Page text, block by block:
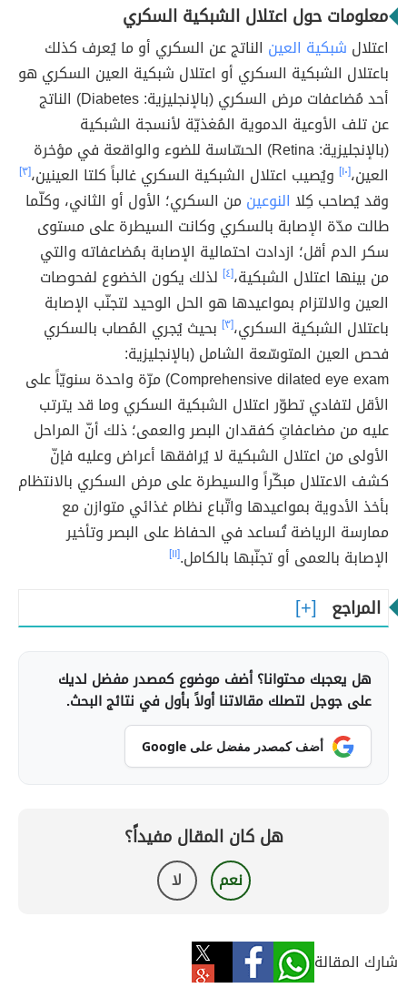
معلومات حول اعتلال الشبكية السكري
اعتلال شبكية العين الناتج عن السكري أو ما يُعرف كذلك
باعتلال الشبكية السكري أو اعتلال شبكية العين السكري هو
أحد مُضاعفات مرض السكري (بالإنجليزية: Diabetes) الناتج
عن تلف الأوعية الدموية المُغذيّة لأنسجة الشبكية
(بالإنجليزية: Retina) الحسّاسة للضوء والواقعة في مؤخرة
العين،[١٠] ويُصيب اعتلال الشبكية السكري غالباً كلتا العينين،[٣]
وقد يُصاحب كِلا النوعين من السكري؛ الأول أو الثاني، وكلّما
طالت مدّة الإصابة بالسكري وكانت السيطرة على مستوى
سكر الدم أقل؛ ازدادت احتمالية الإصابة بمُضاعفاته والتي
من بينها اعتلال الشبكية،[٤]
لذلك يكون الخضوع لفحوصات
العين والالتزام بمواعيدها هو الحل الوحيد لتجنّب الإصابة
باعتلال الشبكية السكري،[٣]
بحيث يُجري المُصاب بالسكري
فحص العين المتوسّعة الشامل (بالإنجليزية:
Comprehensive dilated eye exam) مرّة واحدة سنويّاً على
الأقل لتفادي تطوّر اعتلال الشبكية السكري وما قد يترتب
عليه من مضاعفاتٍ كفقدان البصر والعمى؛ ذلك أنّ المراحل
الأولى من اعتلال الشبكية لا يُرافقها أعراض وعليه فإنّ
كشف الاعتلال مبكّراً والسيطرة على مرض السكري بالانتظام
بأخذ الأدوية بمواعيدها واتّباع نظام غذائي متوازن مع
ممارسة الرياضة تُساعد في الحفاظ على البصر وتأخير
الإصابة بالعمى أو تجنّبها بالكامل.[١١]
المراجع
هل يعجبك محتوانا؟ أضف موضوع كمصدر مفضل لديك
على جوجل لتصلك مقالاتنا أولاً بأول في نتائج البحث.
أضف كمصدر مفضل على Google
هل كان المقال مفيداً؟
نعم لا
شارك المقالة